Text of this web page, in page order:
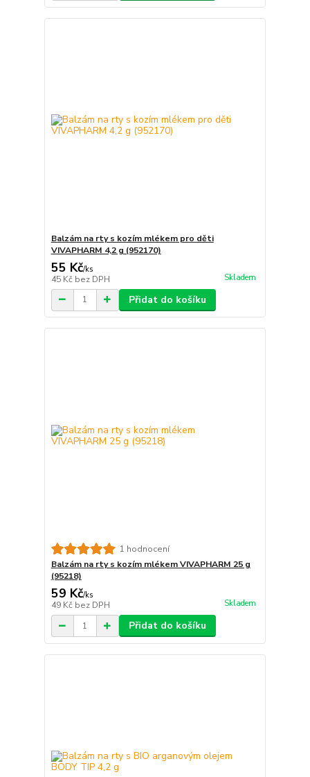
Balzám na rty s kozím mlékem pro děti
VIVAPHARM 4,2 g (952170)
55 Kč/ks
45 Kč bez DPH Skladem
Přidat do košíku
1 hodnocení
Balzám na rty s kozím mlékem VIVAPHARM 25 g
(95218)
59 Kč/ks
49 Kč bez DPH Skladem
Přidat do košíku